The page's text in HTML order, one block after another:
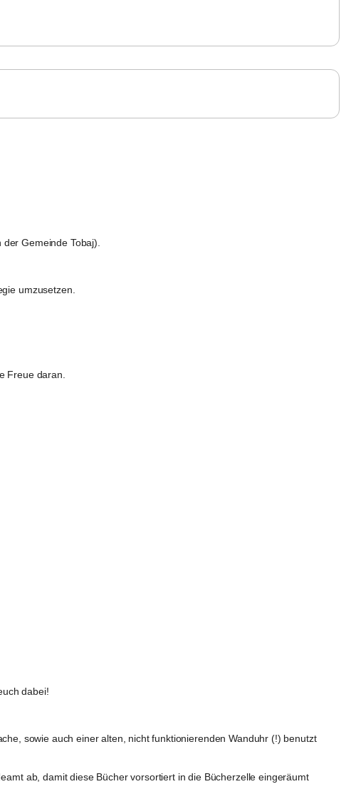
Gemeinde Tobaj).
umzusetzen.
Freue daran.
dabei!
sowie auch einer alten, nicht funktionierenden Wanduhr (!) benutzt
ab, damit diese Bücher vorsortiert in die Bücherzelle eingeräumt